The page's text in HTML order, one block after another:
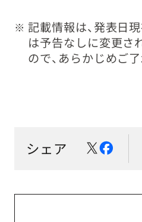
※ 記載情報は、発表日
は予告なしに変更さ
ので、あらかじめご
シェア